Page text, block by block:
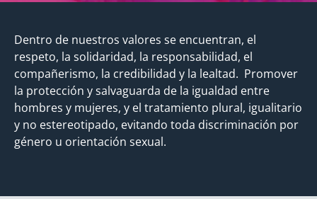
Dentro de nuestros valores se encuentran, el
respeto, la solidaridad, la responsabilidad, el
compañerismo, la credibilidad y la lealtad. Promover
la protección y salvaguarda de la igualdad entre
hombres y mujeres, y el tratamiento plural, igualitario
y no estereotipado, evitando toda discriminación por
género u orientación sexual.